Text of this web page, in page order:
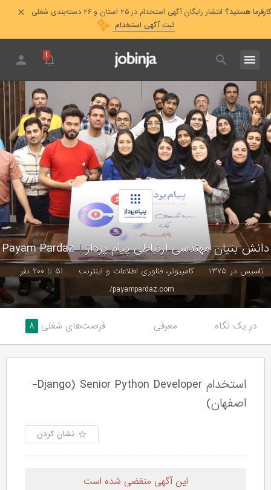
کارفرما هستید؟ انتشار رایگان آگهی استخدام در ۲۵ استان و ۲۶ دسته‌بندی شغلی
ثبت آگهی استخدام
۱
دانش بنیان مهندسی ارتباطی پیام پرداز|
Payam Pardaz
تاسیس در ۱۳۷۵ کامپیوتر، فناوری اطلاعات و اینترنت
۵۱ تا ۲۰۰ نفر
payampardaz.com/
در یک نگاه معرفی فرصت‌های شغلی ۸
استخدام Django) Senior Python Developer-
اصفهان)
نشان کردن
این آگهی منقضی شده است